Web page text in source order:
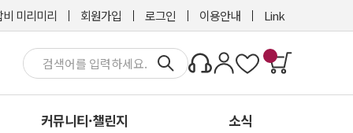
미리미리 회원가입 로그인 이용안내 Link
커뮤니티·챌린지 소식